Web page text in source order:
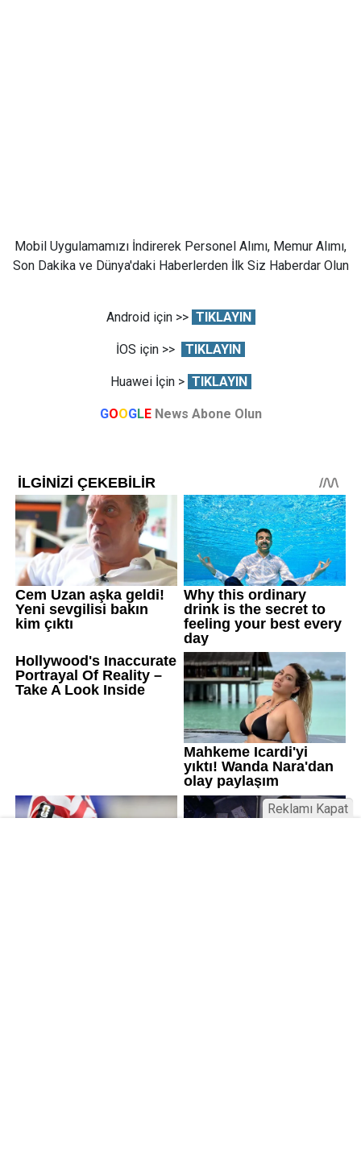
Mobil Uygulamamızı İndirerek Personel Alımı, Memur Alımı,
Son Dakika ve Dünya'daki Haberlerden İlk Siz Haberdar Olun
Android için >> TIKLAYIN
İOS için >> TIKLAYIN
Huawei İçin > TIKLAYIN
GOOGLE News Abone Olun
Reklamı Kapat